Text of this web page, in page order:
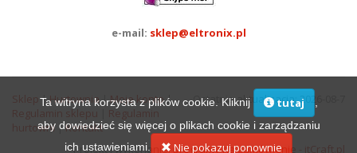
e-mail: sklep@eltronix.pl
Ostatnia aktualizacja: 2026-08-7
Sklep |Hurtownia|Moje konto|
Regulamin sklepu
Regulamin
hurtowni|Kontakt
Projekt i wykonanie: programy na zamówienie - itCraft.pl
Ta witryna korzysta z plików cookie. Kliknij tutaj
aby dowiedzieć się więcej o plikach cookie i zarządzaniu
ich ustawieniami.
Nie pokazuj ponownie